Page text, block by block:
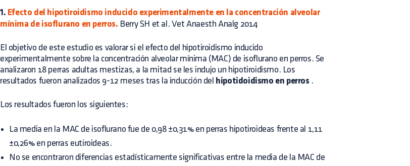
1. Efecto del hipotiroidismo inducido experimentalmente en la concentración alveolar
mínima de isoflurano en perros. Berry SH et al. Vet Anaesth Analg 2014
El objetivo de este estudio es valorar si el efecto del hipotiroidismo inducido
experimentalmente sobre la concentración alveolar mínima (MAC) de isoflurano en perros. Se
analizaron 18 perras adultas mestizas, a la mitad se les indujo un hipotiroidismo. Los
resultados fueron analizados 9-12 meses tras la inducción del
hipotidoidismo en perros .
Los resultados fueron los siguientes:
La media en la MAC de isoflurano fue de 0,98 ±0,31% en perras hipotiroideas frente al 1,11
±0,26% en perras eutiroideas.
No se encontraron diferencias estadísticamente significativas entre la media de la MAC de